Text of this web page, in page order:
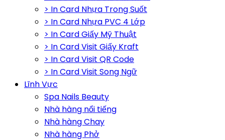
> In Card Nhựa Trong Suốt
> In Card Nhựa PVC 4 Lớp
> In Card Giấy Mỹ Thuật
> In Card Visit Giấy Kraft
> In Card Visit QR Code
> In Card Visit Song Ngữ
Lĩnh Vực
Spa Nails Beauty
Nhà hàng nổi tiếng
Nhà hàng Chay
Nhà hàng Phở